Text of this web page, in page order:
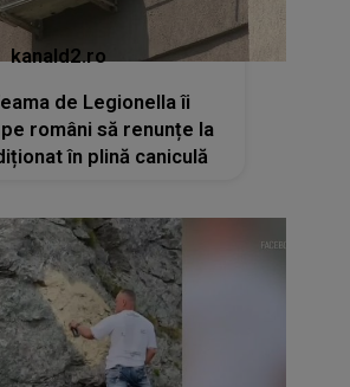
kanald2.ro
de Legionella îi
români să renunțe la
în plină caniculă